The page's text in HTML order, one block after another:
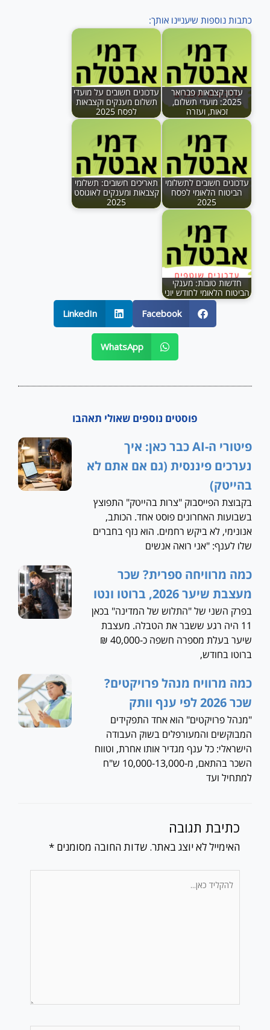
כתבות נוספות שיעניינו אותך:
עדכון קצבאות פברואר
2025: מועדי תשלום,
זכאות, ועזרה
עדכונים חשובים על מועדי
תשלום מענקים וקצבאות
לפסח 2025
עדכונים חשובים לתשלומי
הביטוח הלאומי לפסח
2025
תאריכים חשובים: תשלומי
קצבאות ומענקים לאוגוסט
2025
חדשות טובות: מענקי
הביטוח הלאומי לחודש יוני
Facebook
LinkedIn
WhatsApp
פוסטים נוספים שאולי תאהבו
פיטורי ה-AI כבר כאן: איך
נערכים פיננסית (גם אם אתם לא
בהייטק)
בקבוצת הפייסבוק "צרות בהייטק" התפוצץ
בשבועות האחרונים פוסט אחד. הכותב,
אנונימי, לא ביקש רחמים. הוא נזף בחברים
שלו לענף: "אני רואה אנשים
כמה מרוויחה ספרית? שכר
מעצבת שיער 2026, ברוטו ונטו
בפרק השני של "התלוש של המדינה" בכאן
11 היה רגע ששבר את הטבלה. מעצבת
שיער בעלת מספרה חשפה כ-40,000 ₪
ברוטו בחודש,
כמה מרוויח מנהל פרויקטים?
שכר 2026 לפי ענף וותק
"מנהל פרויקטים" הוא אחד התפקידים
המבוקשים והמעורפלים בשוק העבודה
הישראלי: כל ענף מגדיר אותו אחרת, וטווח
השכר בהתאם, מ-10,000-13,000 ש"ח
למתחיל ועד
כתיבת תגובה
האימייל לא יוצג באתר. שדות החובה מסומנים *
כאן...